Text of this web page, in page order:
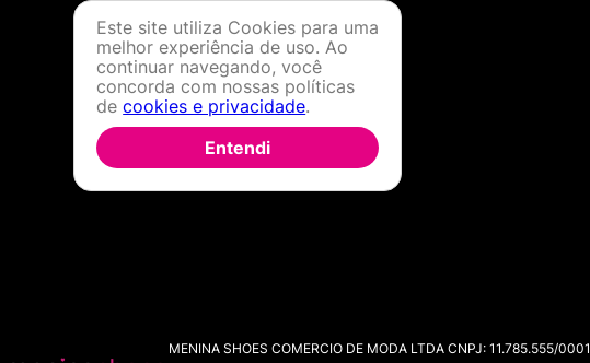
MENINA SHOES COMERCIO DE MODA LTDA CNPJ: 11.785.555/
Este site utiliza Cookies para uma
melhor experiência de uso. Ao
continuar navegando, você
concorda com nossas políticas
decookies e privacidade.
Entendi